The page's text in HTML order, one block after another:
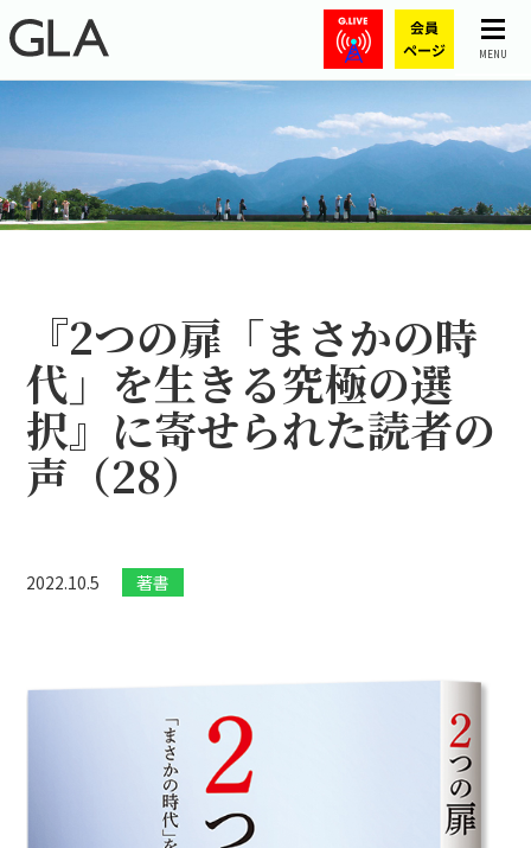
MENU
『2つの扉――「まさかの時
代」を生きる究極の選
択』に寄せられた読者の
声（28）
2022.10.5 著書